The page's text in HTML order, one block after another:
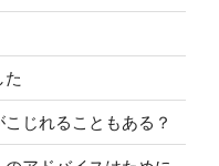
た
じれることもある？